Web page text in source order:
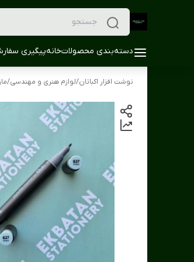
دسته‌بندی محصولاتخانهپیگیری
نوشت افزار اکباتان/لوازم هنری و مهندسی/